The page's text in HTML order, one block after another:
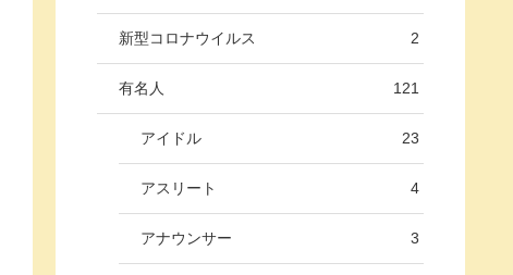
新型コロナウイルス 2
有名人 121
アイドル 23
アスリート 4
アナウンサー 3